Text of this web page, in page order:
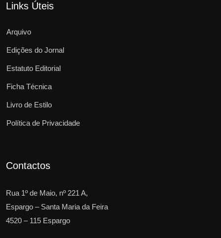
Links Úteis
Arquivo
Edições do Jornal
Estatuto Editorial
Ficha Técnica
Livro de Estilo
Política de Privacidade
Contactos
Rua 1º de Maio, nº 221 A,
Espargo – Santa Maria da Feira
4520 – 115 Espargo